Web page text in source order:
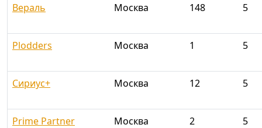
Вераль Москва 148 5
Plodders Москва 1 5
Сириус+ Москва 12 5
Prime Partner Москва 2 5